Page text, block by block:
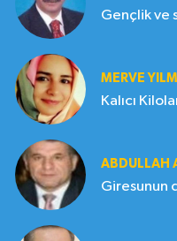
MERVE
Kalıcı
ABDULLAH
Giresunun